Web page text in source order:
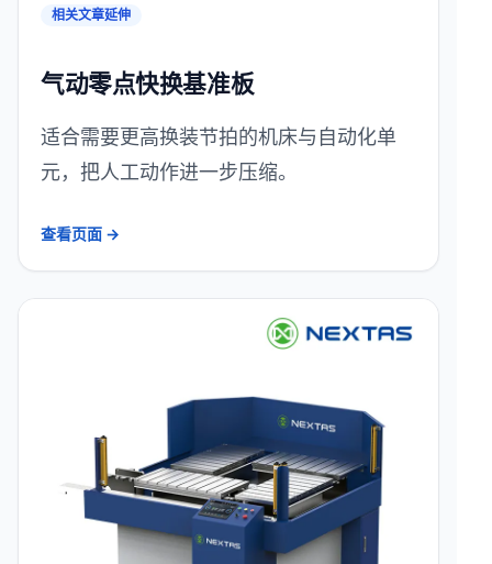
相关文章延伸
气动零点快换基准板
适合需要更高换装节拍的机床与自动化单
元，把人工动作进一步压缩。
查看页面 →